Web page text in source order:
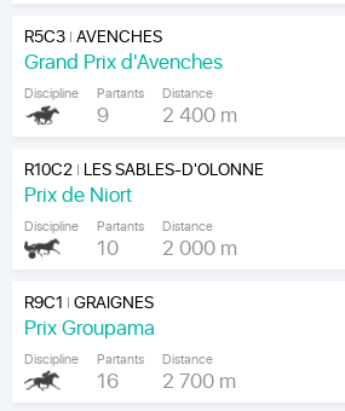
R5C3|AVENCHES
Grand Prix d'Avenches
Discipline Partants
9
Distance
2 400 m
R10C2| LES SABLES-D'OLONNE
Prix de Niort
Discipline Partants
10
Distance
2 000 m
R9C1 |GRAIGNES
Prix Groupama
Discipline Partants
16
Distance
2 700 m